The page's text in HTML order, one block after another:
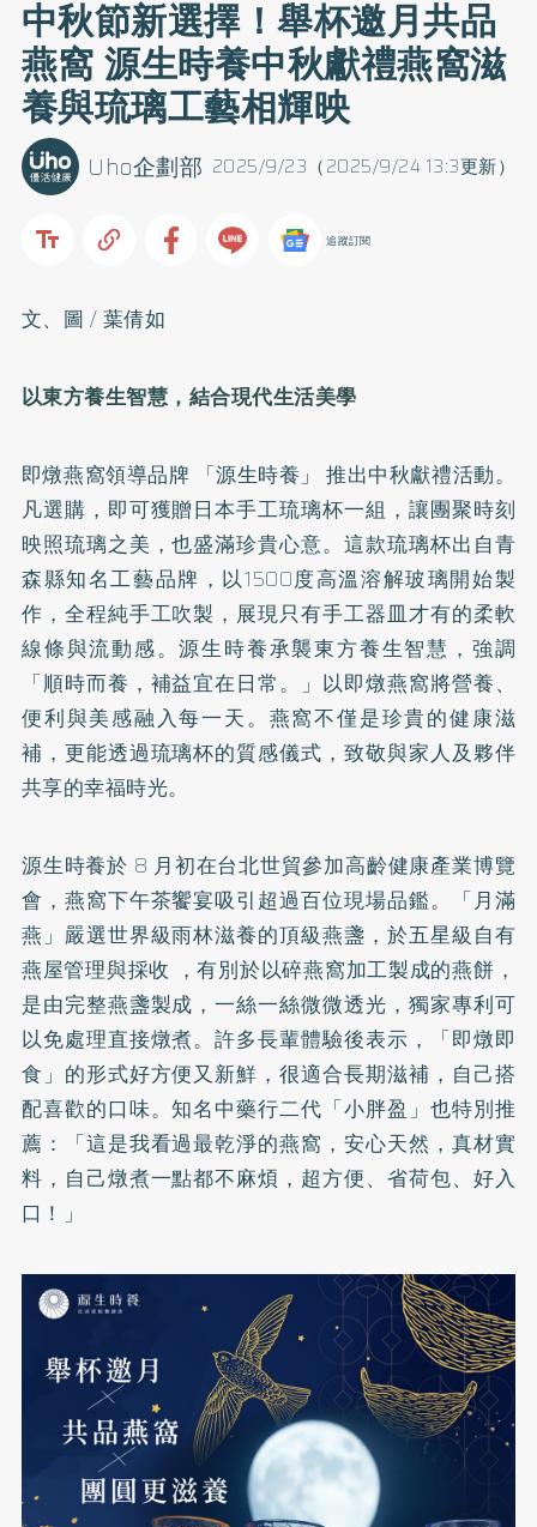
中秋節新選擇！舉杯邀月共品
燕窩 源生時養中秋獻禮燕窩滋
養與琉璃工藝相輝映
2025/9/23（2025/9/24 13:3更新）
Uho企劃部
追蹤訂閱
文、圖 / 葉倩如
以東方養生智慧，結合現代生活美學
即燉燕窩領導品牌 「源生時養」 推出中秋獻禮活動。
凡選購，即可獲贈日本手工琉璃杯一組，讓團聚時刻
映照琉璃之美，也盛滿珍貴心意。這款琉璃杯出自青
森縣知名工藝品牌，以1500度高溫溶解玻璃開始製
作，全程純手工吹製，展現只有手工器皿才有的柔軟
線條與流動感。源生時養承襲東方養生智慧，強調
「順時而養，補益宜在日常。」以即燉燕窩將營養、
便利與美感融入每一天。燕窩不僅是珍貴的健康滋
補，更能透過琉璃杯的質感儀式，致敬與家人及夥伴
共享的幸福時光。
源生時養於 8 月初在台北世貿參加高齡健康產業博覽
會，燕窩下午茶饗宴吸引超過百位現場品鑑。「月滿
燕」嚴選世界級雨林滋養的頂級燕盞，於五星級自有
燕屋管理與採收 ，有別於以碎燕窩加工製成的燕餅，
是由完整燕盞製成，一絲一絲微微透光，獨家專利可
以免處理直接燉煮。許多長輩體驗後表示，「即燉即
食」的形式好方便又新鮮，很適合長期滋補，自己搭
配喜歡的口味。知名中藥行二代「小胖盈」也特別推
薦：「這是我看過最乾淨的燕窩，安心天然，真材實
料，自己燉煮一點都不麻煩，超方便、省荷包、好入
口！」